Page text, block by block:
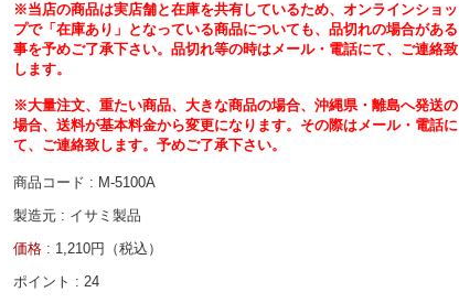
※当店の商品は実店舗と在庫を共有しているため、オンラインショッ
プで「在庫あり」となっている商品についても、品切れの場合がある
事を予めご了承下さい。品切れ等の時はメール・電話にて、ご連絡致
します。
※大量注文、重たい商品、大きな商品の場合、沖縄県・離島へ発送の
場合、送料が基本料金から変更になります。その際はメール・電話に
て、ご連絡致します。予めご了承下さい。
商品コード : M-5100A
製造元 : イサミ製品
価格 : 1,210円（税込）
ポイント : 24